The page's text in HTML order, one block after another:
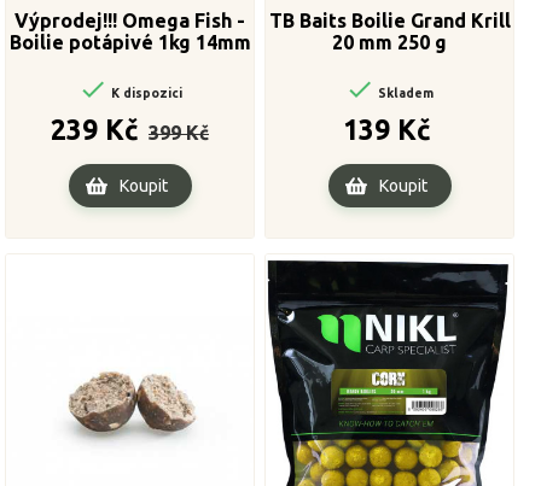
Výprodej!!! Omega Fish -
Boilie potápivé 1kg 14mm
 K dispozici
239 Kč
cena
399 Kč
Koupit
TB Baits Boilie Grand Krill
20 mm 250 g
 Skladem
139 Kč
Koupit